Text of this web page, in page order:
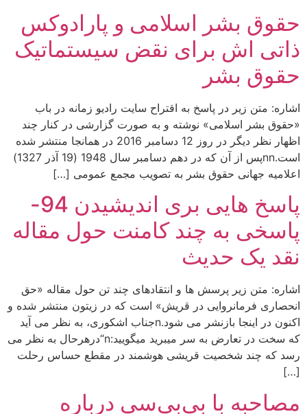
حقوق بشر اسلامی و پارادوکس
ذاتی اش برای نقض سیستماتیک
حقوق بشر
اشاره: متن زیر در پاسخ به اقتراح سایت رادیو زمانه در باب
«حقوق بشر اسلامی» نوشته و به صورت گزارشی در کنار چند
اظهار نظر دیگر در روز 12 دسامبر 2016 در همانجا منتشر شده
است.nnپس از آن که در دهم دسامبر سال 1948 (19 آذر 1327)
اعلامیه جهانی حقوق بشر به تصویب مجمع عمومی […]
پاسخ هایی بری اندیشیدن 94-
پاسخی به چند کامنت حول مقاله
نقد یک حدیث
اشاره: متن زیر پرسش ها و انتقادهای چند تن حول مقاله «حق
انحصاری فرمانروایی در قریش» است که در زیتون منتشر شده و
اکنون در اینجا بازنشر می شود.nجناب اشکوری، به نظر می آید
که سخت در تعارض به سر میبرید میگویید:n“درهرحال به نظر می
رسد که چند شخصیت قریشی هوشمند در مقطع حساس رحلت
[…]
مصاحبه با بى‌بى‌سى درباره